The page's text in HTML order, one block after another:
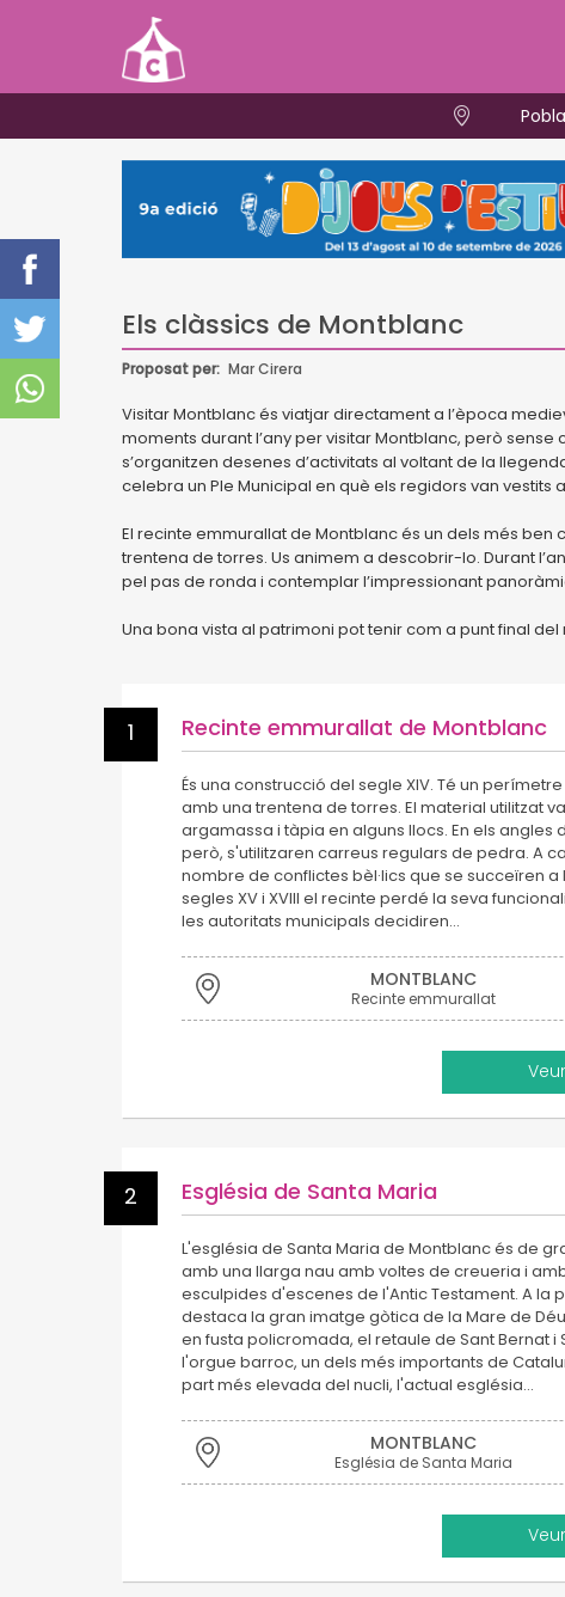
Els clàssics de Montblanc
Proposat per: Mar Cirera
Visitar Montblanc és viatjar directament a l’època
moments durant l’any per visitar Montblanc, però
s’organitzen desenes d’activitats al voltant de la
celebra un Ple Municipal en què els regidors van vestits
El recinte emmurallat de Montblanc és un dels més ben
trentena de torres. Us animem a descobrir-lo. Durant
pel pas de ronda i contemplar l’impressionant
Una bona vista al patrimoni pot tenir com a punt final
1 Recinte emmurallat de Montblanc
És una construcció del segle XIV. Té un
amb una trentena de torres. El material utilitzat
argamassa i tàpia en alguns llocs. En els angles
però, s'utilitzaren carreus regulars de pedra. A
nombre de conflictes bèl·lics que se succeïren a
segles XV i XVIII el recinte perdé la seva
les autoritats municipals decidiren…
MONTBLANC
Recinte emmurallat
2 Església de Santa Maria
L'església de Santa Maria de Montblanc és de
amb una llarga nau amb voltes de creueria i
esculpides d'escenes de l'Antic Testament. A la
destaca la gran imatge gòtica de la Mare de
en fusta policromada, el retaule de Sant Bernat i
l'orgue barroc, un dels més importants de
part més elevada del nucli, l'actual església…
MONTBLANC
Església de Santa Maria